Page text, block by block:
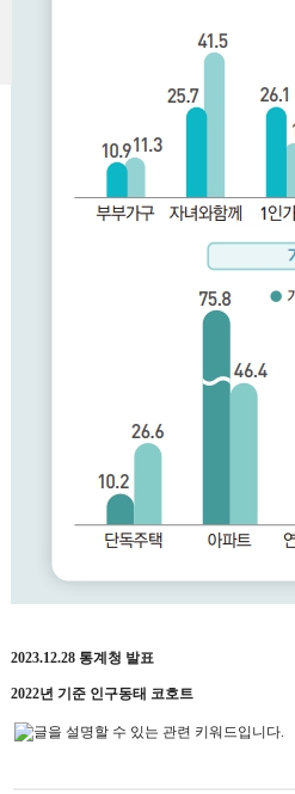
2023.12.28 통계청 발표
2022년 기준 인구동태 코호트